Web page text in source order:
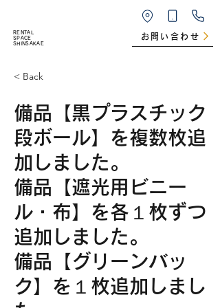
RENTAL
SPACE
SHINSAKAE
お問い合わせ
< Back
備品【黒プラスチック
段ボール】を複数枚追
加しました。
備品【遮光用ビニー
ル・布】を各１枚ずつ
追加しました。
備品【グリーンバッ
ク】を１枚追加しまし